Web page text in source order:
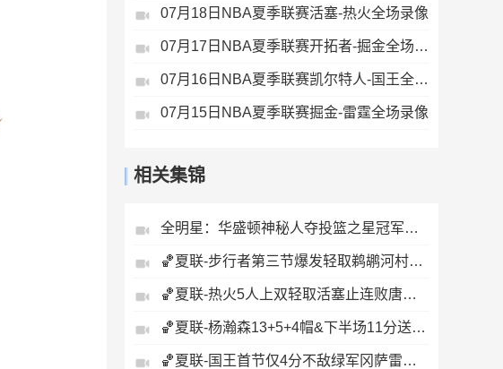
07月18日NBA夏季联赛活塞-热火全场录像
07月17日NBA夏季联赛开拓者-掘金全场录像
07月16日NBA夏季联赛凯尔特人-国王全场录像
07月15日NBA夏季联赛掘金-雷霆全场录像
相关集锦
全明星：华盛顿神秘人夺投篮之星冠军！福德夺得三分大赛冠军！
🏀夏联-步行者第三节爆发轻取鹈鹕河村勇辉5+5+12斯劳森22分
🏀夏联-热火5人上双轻取活塞止连败唐纳森20+8+10奥科里27分
🏀夏联-杨瀚森13+5+4帽&下半场11分送惊艳妙传开拓者力克掘金
🏀夏联-国王首节仅4分不敌绿军冈萨雷斯24+10+5塞纳克10+12